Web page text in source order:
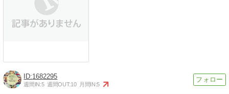
1682295
週間IN:5 週間OUT:10 月間IN:5